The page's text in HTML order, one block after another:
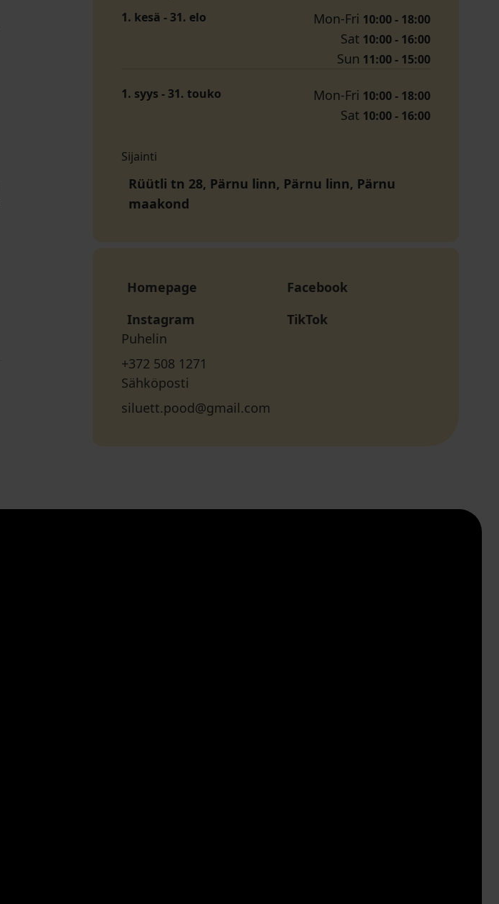
1. kesä - 31. elo
Mon-Fri 10:00 - 18:00
Sat 10:00 - 16:00
Sun 11:00 - 15:00
1. syys - 31. touko Mon-Fri 10:00 - 18:00
Sat 10:00 - 16:00
Sijainti
Rüütli tn 28, Pärnu linn, Pärnu linn, Pärnu
maakond
Homepage
Facebook
Instagram
TikTok
Puhelin
+372 508 1271
Sähköposti
siluett.pood@gmail.com